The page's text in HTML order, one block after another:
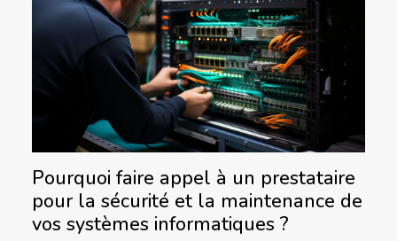
Pourquoi faire appel à un prestataire
pour la sécurité et la maintenance de
vos systèmes informatiques ?